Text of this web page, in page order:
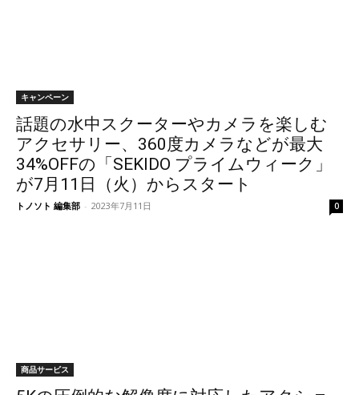
キャンペーン
話題の水中スクーターやカメラを楽しむ
アクセサリー、360度カメラなどが最大
34%OFFの「SEKIDO プライムウィーク」
が7月11日（火）からスタート
トノソト 編集部 - 2023年7月11日 0
商品サービス